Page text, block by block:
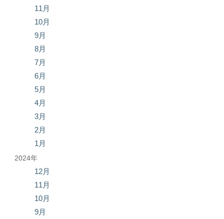
11月
10月
9月
8月
7月
6月
5月
4月
3月
2月
1月
2024年
12月
11月
10月
9月